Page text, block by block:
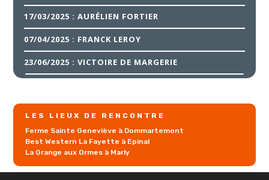
17/03/2025 : AURÉLIEN FORTIER
07/04/2025 : FRANCK LEROY
23/06/2025 : VICTOIRE DE MARGERIE
LES LIEUX DE RENCONTRE
Ferme Sainte Geneviève à Dommartemont
Best Western La Fayette à Epinal
La Grange aux Ormes à Marly